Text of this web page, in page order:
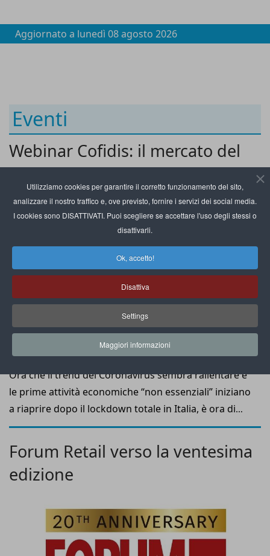
Utilizziamo cookies per garantire il corretto funzionamento del sito,
analizzare il nostro traffico e, ove previsto, fornire i servizi dei social media.
I cookies sono DISATTIVATI. Puoi scegliere se accettare l'uso degli stessi o
disattivarli.
Ok, accetto!
Disattiva
Settings
Maggiori informazioni
Aggiornato a lunedì 08 agosto 2026
Eventi
Webinar Cofidis: il mercato del
retail post lockdown
Ora che il trend del Coronavirus sembra rallentare e
le prime attività economiche “non essenziali” iniziano
a riaprire dopo il lockdown totale in Italia, è ora di
pensare al post emergenza: come ricominciare?
Certo, perché dopo 40 giorni di chiusura, molti
retailer e fornitori di servizi hanno urgente bisogno di
vendere e di tornare a generare la liquidità
Forum Retail verso la ventesima
edizione